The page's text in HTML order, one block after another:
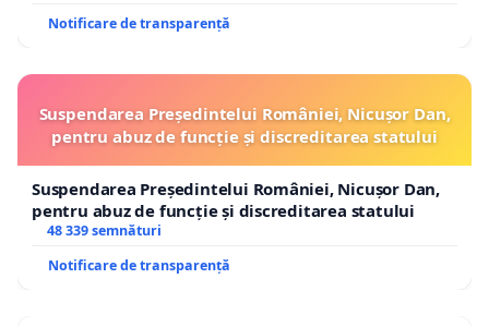
Notificare de transparență
Suspendarea Președintelui României, Nicușor Dan,
pentru abuz de funcție și discreditarea statului
Suspendarea Președintelui României, Nicușor Dan,
pentru abuz de funcție și discreditarea statului
48 339 semnături
Notificare de transparență